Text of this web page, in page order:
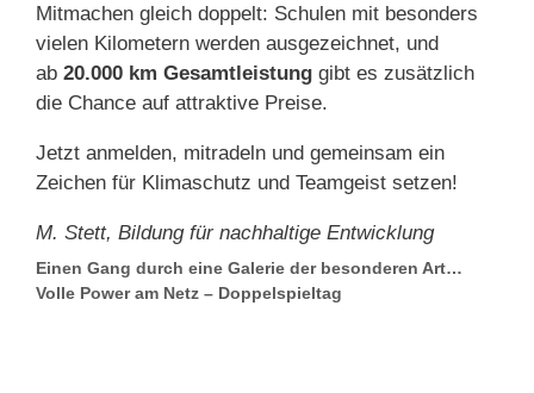
Mitmachen gleich doppelt: Schulen mit besonders
vielen Kilometern werden ausgezeichnet, und
ab 20.000 km Gesamtleistung gibt es zusätzlich
die Chance auf attraktive Preise.
Jetzt anmelden, mitradeln und gemeinsam ein
Zeichen für Klimaschutz und Teamgeist setzen!
M. Stett, Bildung für nachhaltige Entwicklung
Einen Gang durch eine Galerie der besonderen Art…
Volle Power am Netz – Doppelspieltag